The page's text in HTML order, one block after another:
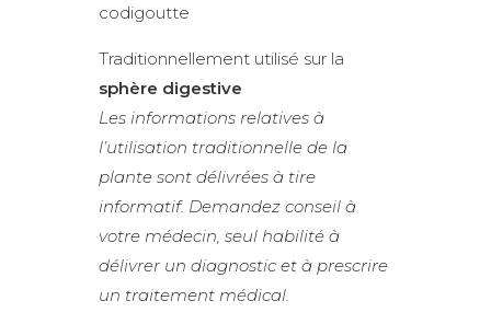
codigoutte
Traditionnellement utilisé sur la
sphère digestive
Les informations relatives à
l’utilisation traditionnelle de la
plante sont délivrées à tire
informatif. Demandez conseil à
votre médecin, seul habilité à
délivrer un diagnostic et à prescrire
un traitement médical.